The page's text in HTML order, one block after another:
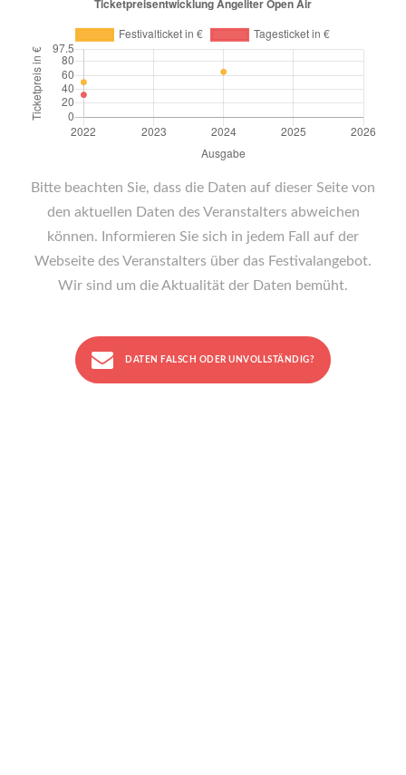
Bitte beachten Sie, dass die Daten auf dieser Seite von
den aktuellen Daten des Veranstalters abweichen
können. Informieren Sie sich in jedem Fall auf der
Webseite des Veranstalters über das Festivalangebot.
Wir sind um die Aktualität der Daten bemüht.
DATEN FALSCH ODER UNVOLLSTÄNDIG?